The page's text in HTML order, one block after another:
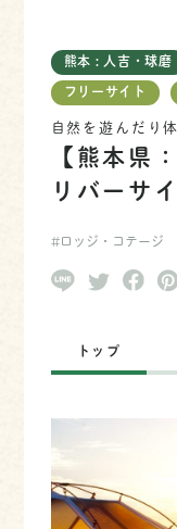
熊本 : 人吉・球磨
フリーサイト
自然を遊んだり
【熊本県
リバーサ
#ロッジ・コテージ
トップ